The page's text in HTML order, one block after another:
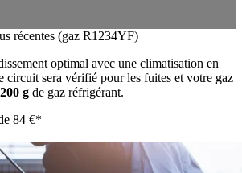
récentes (gaz R1234YF)
optimal avec une climatisation en
circuit sera vérifié pour les fuites et votre gaz
200 g de gaz réfrigérant.
84 €*